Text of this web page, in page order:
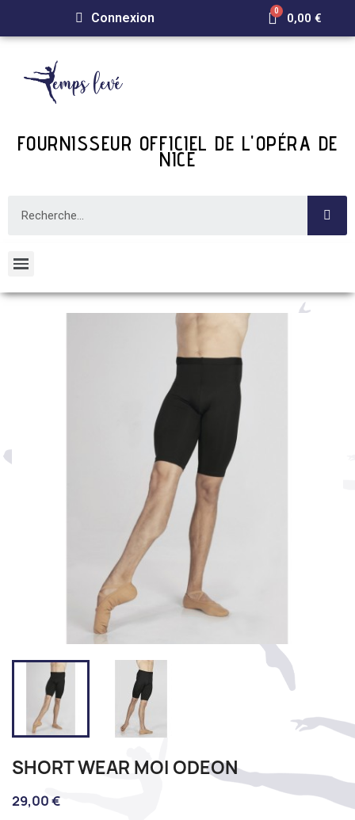
Connexion 0,00 €
FOURNISSEUR OFFICIEL DE L'OPÉRA DE
NICE
SHORT WEAR MOI ODEON
29,00 €